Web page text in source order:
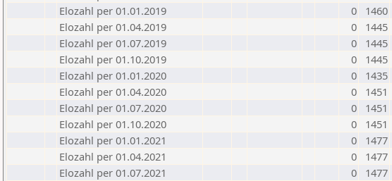
Elozahl per 01.01.2019
0
1460
Elozahl per 01.04.2019
0
1445
Elozahl per 01.07.2019
0
1445
Elozahl per 01.10.2019
0
1445
Elozahl per 01.01.2020
0
1435
Elozahl per 01.04.2020
0
1451
Elozahl per 01.07.2020
0
1451
Elozahl per 01.10.2020
0
1451
Elozahl per 01.01.2021
0
1477
Elozahl per 01.04.2021
0
1477
Elozahl per 01.07.2021
0
1477